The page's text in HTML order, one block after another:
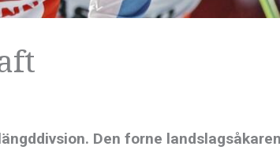
Den forne